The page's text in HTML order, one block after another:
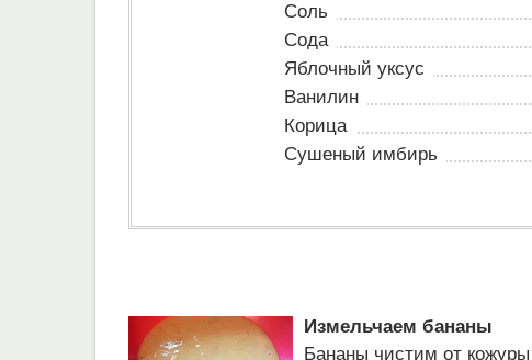
Соль
Сода
Яблочный уксус
Ванилин
Корица
Сушеный имбирь
Измельчаем бананы
Бананы чистим от